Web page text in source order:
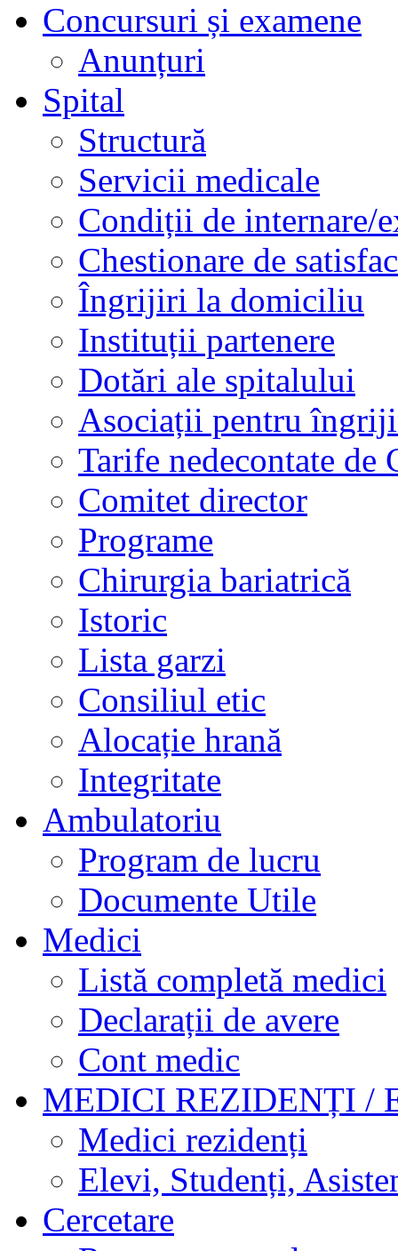
Concursuri și examene
Anunțuri
Spital
Structură
Servicii medicale
Condiții de internare/
Chestionare de
Îngrijiri la domiciliu
Instituții partenere
Dotări ale spitalului
Asociații pentru
Tarife nedecontate de
Comitet director
Programe
Chirurgia bariatrică
Istoric
Lista garzi
Consiliul etic
Alocație hrană
Integritate
Ambulatoriu
Program de lucru
Documente Utile
Medici
Listă completă medici
Declarații de avere
Cont medic
MEDICI REZIDENȚI /
Medici rezidenți
Elevi, Studenți,
Cercetare